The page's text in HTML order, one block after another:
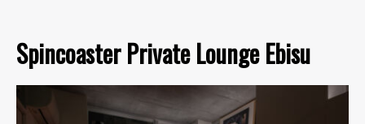
Spincoaster Private Lounge Ebisu